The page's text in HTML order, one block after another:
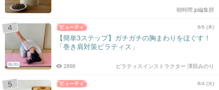
朝時間.jp編集部
BLOG
8/6 (木)
【簡単3ステップ】ガチガチの胸まわりをほぐす！
「巻き肩対策ピラティス」
ピラティスインストラクター 澤田みのり
2898
8/4 (火)